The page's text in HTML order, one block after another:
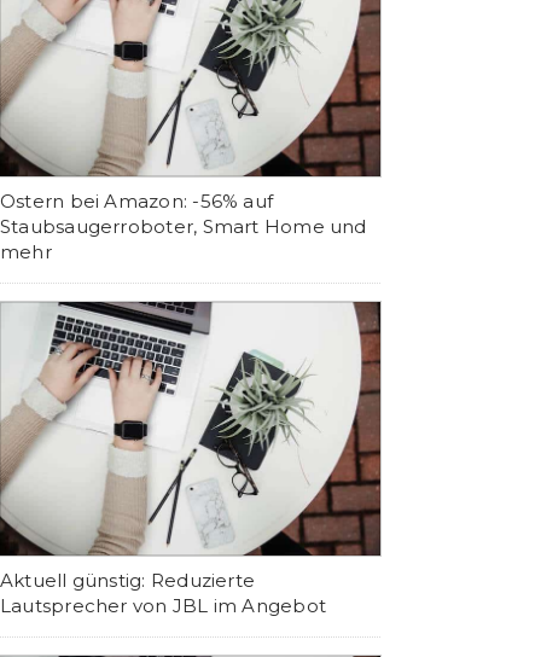
Ostern bei Amazon: -56% auf
Staubsaugerroboter, Smart Home und
mehr
Aktuell günstig: Reduzierte
Lautsprecher von JBL im Angebot